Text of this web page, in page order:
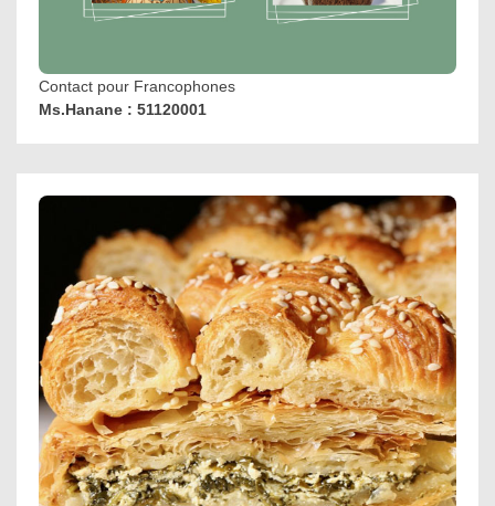
Contact pour Francophones
Ms.Hanane : 51120001